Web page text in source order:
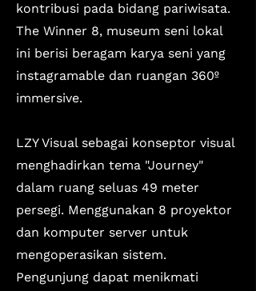
kontribusi pada bidang pariwisata.
The Winner 8, museum seni lokal
ini berisi beragam karya seni yang
instagramable dan ruangan 360º
immersive.
LZY Visual sebagai konseptor visual
menghadirkan tema "Journey"
dalam ruang seluas 49 meter
persegi. Menggunakan 8 proyektor
dan komputer server untuk
mengoperasikan sistem.
Pengunjung dapat menikmati